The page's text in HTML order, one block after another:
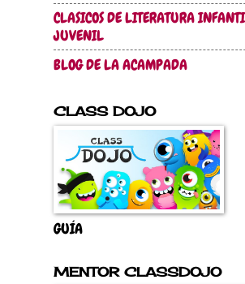
CLASICOS DE LITERATURA
JUVENIL
BLOG DE LA ACAMPADA
CLASS DOJO
GUÍA
MENTOR CLASSDOJO